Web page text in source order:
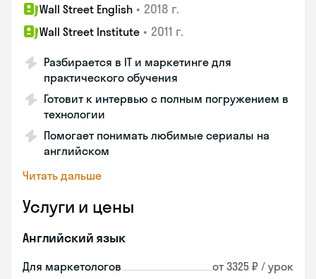
Wall Street English • 2018 г.
Wall Street Institute • 2011 г.
Разбирается в IT и маркетинге для
практического обучения
Готовит к интервью с полным погружением в
технологии
Помогает понимать любимые сериалы на
английском
Читать дальше
Услуги и цены
Английский язык
Для маркетологов от 3325 ₽ / урок